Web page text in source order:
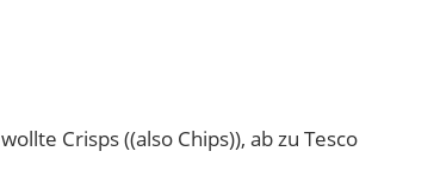
Crisps ((also Chips)), ab zu Tesco